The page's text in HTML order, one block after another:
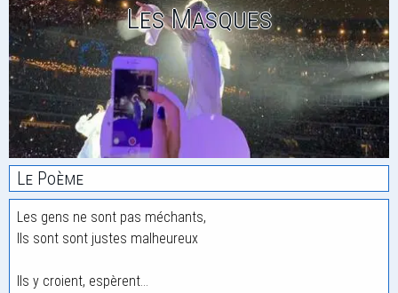
Les Masques
Le Poème
Les gens ne sont pas méchants,
Ils sont sont justes malheureux
Ils y croient, espèrent…